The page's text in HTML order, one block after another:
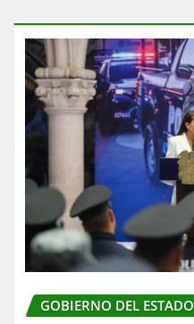
GOBIERNO DEL ESTADO